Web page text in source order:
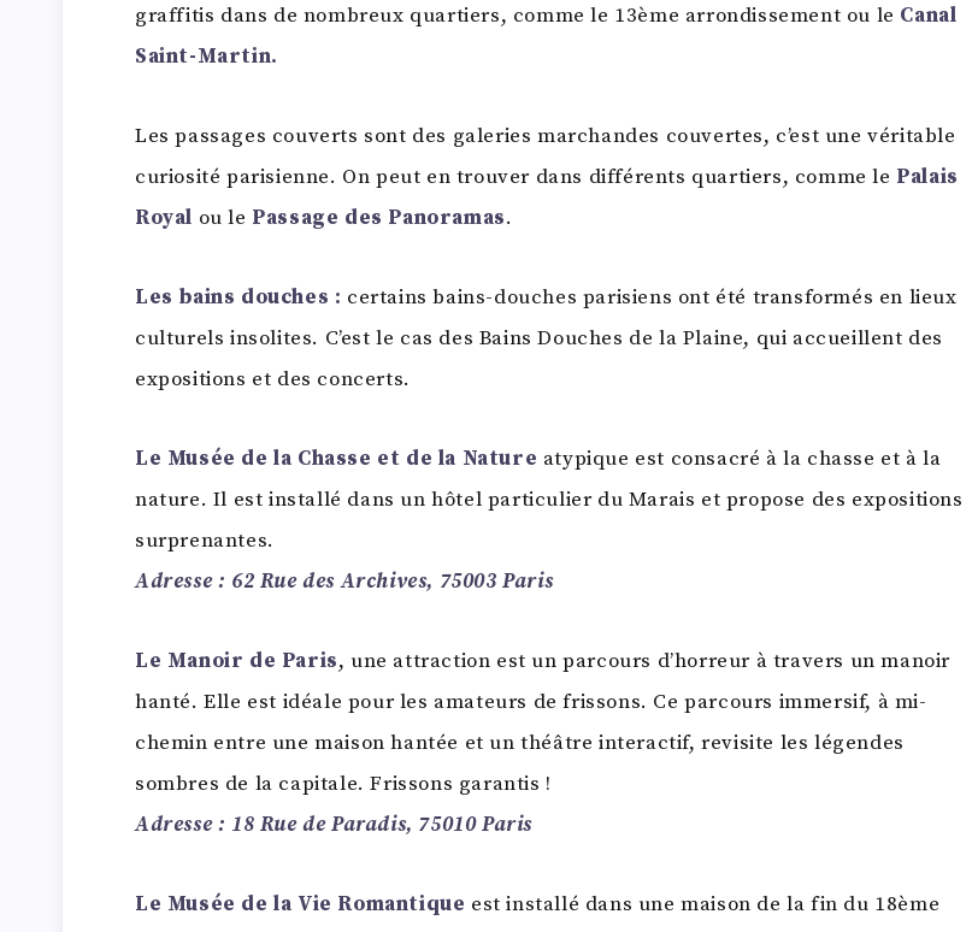
graffitis dans de nombreux quartiers, comme le 13ème arrondissement ou le Canal
Saint-Martin.
Les passages couverts sont des galeries marchandes couvertes, c’est une véritable
curiosité parisienne. On peut en trouver dans différents quartiers, comme le Palais
Royal ou le Passage des Panoramas.
Les bains douches : certains bains-douches parisiens ont été transformés en lieux
culturels insolites. C’est le cas des Bains Douches de la Plaine, qui accueillent des
expositions et des concerts.
Le Musée de la Chasse et de la Nature atypique est consacré à la chasse et à la
nature. Il est installé dans un hôtel particulier du Marais et propose des expositions
surprenantes.
Adresse : 62 Rue des Archives, 75003 Paris
Le Manoir de Paris, une attraction est un parcours d’horreur à travers un manoir
hanté. Elle est idéale pour les amateurs de frissons. Ce parcours immersif, à mi-
chemin entre une maison hantée et un théâtre interactif, revisite les légendes
sombres de la capitale. Frissons garantis !
Adresse : 18 Rue de Paradis, 75010 Paris
Le Musée de la Vie Romantique est installé dans une maison de la fin du 18ème